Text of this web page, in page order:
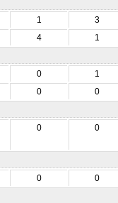
1
3
4
1
0
1
0
0
0 0
0
0